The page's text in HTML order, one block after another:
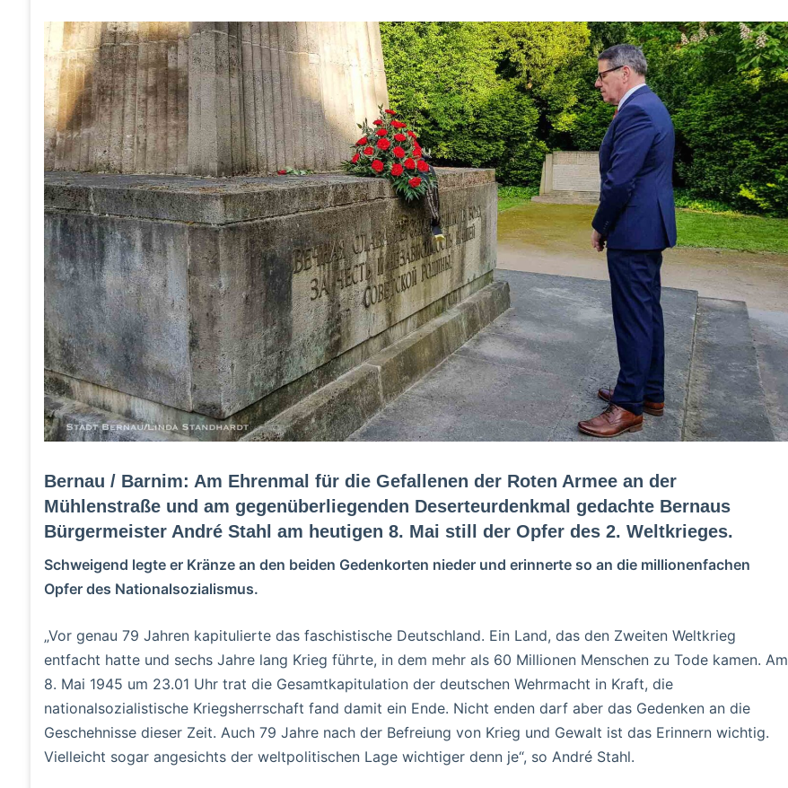
Bernau / Barnim: Am Ehrenmal für die Gefallenen der Roten Armee an der
Mühlenstraße und am gegenüberliegenden Deserteurdenkmal gedachte Bernaus
Bürgermeister André Stahl am heutigen 8. Mai still der Opfer des 2. Weltkrieges.
Schweigend legte er Kränze an den beiden Gedenkorten nieder und erinnerte so an die millionenfachen
Opfer des Nationalsozialismus.
„Vor genau 79 Jahren kapitulierte das faschistische Deutschland. Ein Land, das den Zweiten Weltkrieg
entfacht hatte und sechs Jahre lang Krieg führte, in dem mehr als 60 Millionen Menschen zu Tode kamen. Am
8. Mai 1945 um 23.01 Uhr trat die Gesamtkapitulation der deutschen Wehrmacht in Kraft, die
nationalsozialistische Kriegsherrschaft fand damit ein Ende. Nicht enden darf aber das Gedenken an die
Geschehnisse dieser Zeit. Auch 79 Jahre nach der Befreiung von Krieg und Gewalt ist das Erinnern wichtig.
Vielleicht sogar angesichts der weltpolitischen Lage wichtiger denn je“, so André Stahl.